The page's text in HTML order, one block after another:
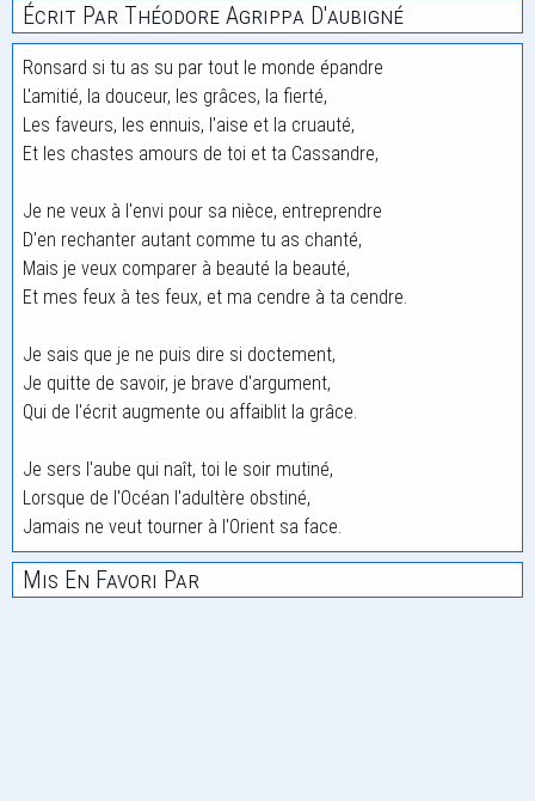
Écrit Par Théodore Agrippa D'aubigné
Ronsard si tu as su par tout le monde épandre
L'amitié, la douceur, les grâces, la fierté,
Les faveurs, les ennuis, l'aise et la cruauté,
Et les chastes amours de toi et ta Cassandre,
Je ne veux à l'envi pour sa nièce, entreprendre
D'en rechanter autant comme tu as chanté,
Mais je veux comparer à beauté la beauté,
Et mes feux à tes feux, et ma cendre à ta cendre.
Je sais que je ne puis dire si doctement,
Je quitte de savoir, je brave d'argument,
Qui de l'écrit augmente ou affaiblit la grâce.
Je sers l'aube qui naît, toi le soir mutiné,
Lorsque de l'Océan l'adultère obstiné,
Jamais ne veut tourner à l'Orient sa face.
Mis En Favori Par